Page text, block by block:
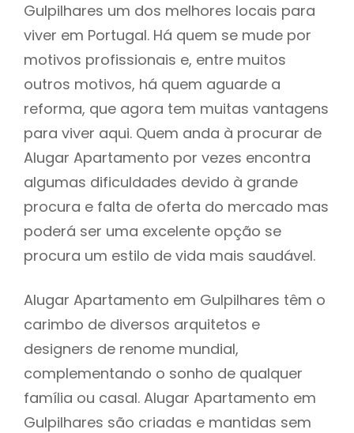
Gulpilhares um dos melhores locais para
viver em Portugal. Há quem se mude por
motivos profissionais e, entre muitos
outros motivos, há quem aguarde a
reforma, que agora tem muitas vantagens
para viver aqui. Quem anda à procurar de
Alugar Apartamento por vezes encontra
algumas dificuldades devido à grande
procura e falta de oferta do mercado mas
poderá ser uma excelente opção se
procura um estilo de vida mais saudável.
Alugar Apartamento em Gulpilhares têm o
carimbo de diversos arquitetos e
designers de renome mundial,
complementando o sonho de qualquer
família ou casal. Alugar Apartamento em
Gulpilhares são criadas e mantidas sem